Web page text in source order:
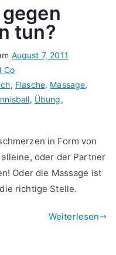
tun?
August 7, 2011
Co
, Flasche, Massage,
, Übung,
in Form von
oder der Partner
Oder die Massage ist
richtige Stelle.
Weiterlesen